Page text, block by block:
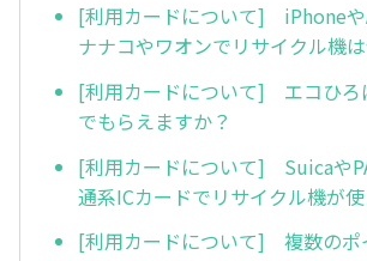
[利用カードについて] iPhone
ナナコやワオンでリサイクル機
[利用カードについて] エコひろ
でもらえますか？
[利用カードについて] Suicaや
通系ICカードでリサイクル機が
[利用カードについて] 複数のポ